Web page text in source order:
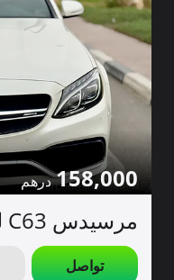
158,000
مرسيدس C63 للبيع
تواصل